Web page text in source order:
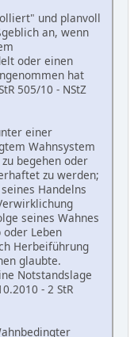
und planvoll
an, wenn
oder einen
hat
505/10 - NStZ
einer
Wahnsystem
begehen oder
zu werden;
Handelns
seines Wahnes
Leben
Herbeiführung
glaubte.
Notstandslage
- 2 StR